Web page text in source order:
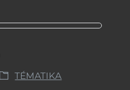
TÉMATIKA